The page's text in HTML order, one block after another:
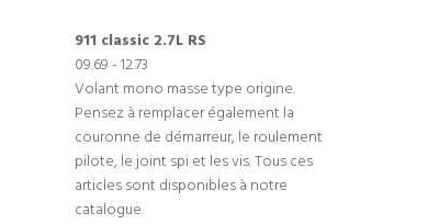
911 classic 2.7L RS
09.69 - 12.73
Volant mono masse type origine.
Pensez à remplacer également la
couronne de démarreur, le roulement
pilote, le joint spi et les vis. Tous ces
articles sont disponibles à notre
catalogue.